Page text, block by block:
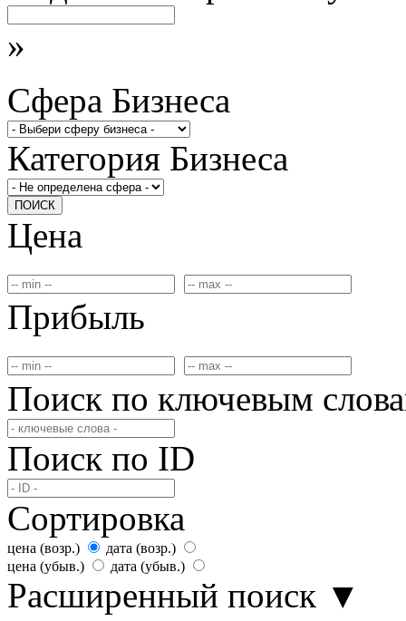
»
Сфера Бизнеса
Категория Бизнеса
ПОИСК
Цена
Прибыль
Поиск по ключевым
Поиск по ID
Сортировка
цена (возр.)
дата (возр.)
цена (убыв.)
дата (убыв.)
Расширенный поиск ▼